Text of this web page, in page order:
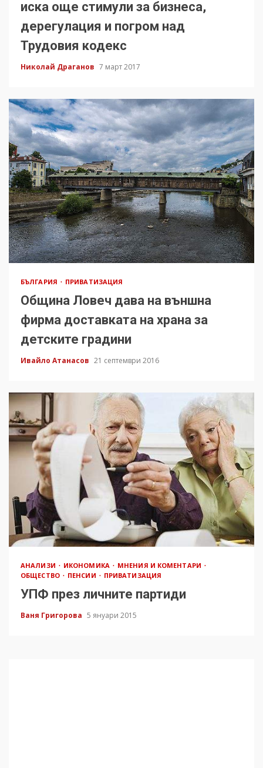
иска още стимули за бизнеса,
дерегулация и погром над
Трудовия кодекс
Николай Драганов 7 март 2017
БЪЛГАРИЯ ПРИВАТИЗАЦИЯ
Община Ловеч дава на външна
фирма доставката на храна за
детските градини
Ивайло Атанасов 21 септември 2016
АНАЛИЗИ ИКОНОМИКА
МНЕНИЯ И КОМЕНТАРИ
ОБЩЕСТВО
ПЕНСИИ ПРИВАТИЗАЦИЯ
УПФ през личните партиди
Ваня Григорова 5 януари 2015